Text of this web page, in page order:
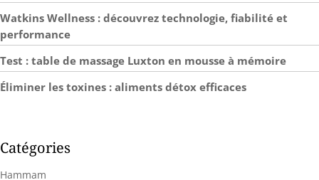
Watkins Wellness : découvrez technologie, fiabilité et
performance
Test : table de massage Luxton en mousse à mémoire
Éliminer les toxines : aliments détox efficaces
Catégories
Hammam